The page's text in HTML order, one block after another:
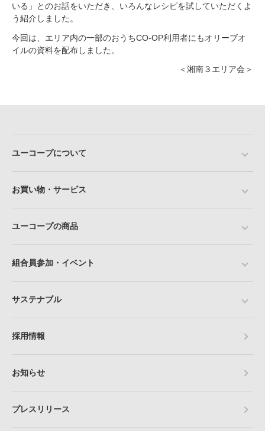
いる」とのお話をいただき、いろんなレシピを試していただくよ
う紹介しました。
今回は、エリア内の一部のおうちCO-OP利用者にもオリーブオ
イルの資料を配布しました。
＜湘南３エリア会＞
ユーコープについて
お買い物・サービス
ユーコープの商品
組合員参加・イベント
サステナブル
採用情報
お知らせ
プレスリリース